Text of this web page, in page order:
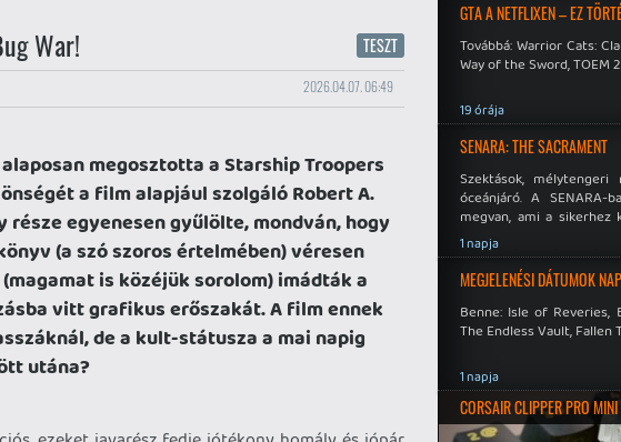
War! TESZT
2026.04.07. 06:49
megosztotta a Starship Troopers
a film alapjául szolgáló Robert A.
egyenesen gyűlölte, mondván, hogy
(a szó szoros értelmében) véresen
is közéjük sorolom) imádták a
vitt grafikus erőszakát. A film ennek
de a kult-státusza a mai napig
utána?
GTA A NETFLIXEN – EZ
Továbbá: Warrior Cats:
Way of the Sword, TOEM
19 órája
SENARA: THE SACRAMENT
Szektások,
óceánjáró. A SENARA-
megvan, ami a sikerhez
becsapós.
1 napja
MEGJELENÉSI DÁTUMOK
Benne: Isle of Reveries,
The Endless Vault, Fallen
1 napja
CORSAIR CLIPPER PRO